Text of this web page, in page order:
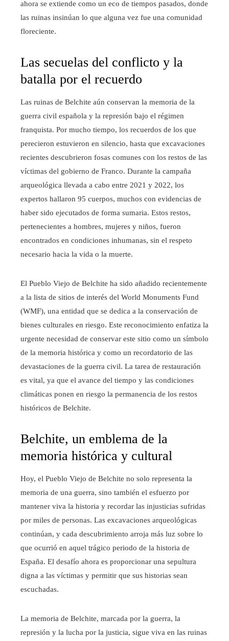
ahora se extiende como un eco de tiempos pasados, donde
las ruinas insinúan lo que alguna vez fue una comunidad
floreciente.
Las secuelas del conflicto y la
batalla por el recuerdo
Las ruinas de Belchite aún conservan la memoria de la
guerra civil española y la represión bajo el régimen
franquista. Por mucho tiempo, los recuerdos de los que
perecieron estuvieron en silencio, hasta que excavaciones
recientes descubrieron fosas comunes con los restos de las
víctimas del gobierno de Franco. Durante la campaña
arqueológica llevada a cabo entre 2021 y 2022, los
expertos hallaron 95 cuerpos, muchos con evidencias de
haber sido ejecutados de forma sumaria. Estos restos,
pertenecientes a hombres, mujeres y niños, fueron
encontrados en condiciones inhumanas, sin el respeto
necesario hacia la vida o la muerte.
El Pueblo Viejo de Belchite ha sido añadido recientemente
a la lista de sitios de interés del World Monuments Fund
(WMF), una entidad que se dedica a la conservación de
bienes culturales en riesgo. Este reconocimiento enfatiza la
urgente necesidad de conservar este sitio como un símbolo
de la memoria histórica y como un recordatorio de las
devastaciones de la guerra civil. La tarea de restauración
es vital, ya que el avance del tiempo y las condiciones
climáticas ponen en riesgo la permanencia de los restos
históricos de Belchite.
Belchite, un emblema de la
memoria histórica y cultural
Hoy, el Pueblo Viejo de Belchite no solo representa la
memoria de una guerra, sino también el esfuerzo por
mantener viva la historia y recordar las injusticias sufridas
por miles de personas. Las excavaciones arqueológicas
continúan, y cada descubrimiento arroja más luz sobre lo
que ocurrió en aquel trágico periodo de la historia de
España. El desafío ahora es proporcionar una sepultura
digna a las víctimas y permitir que sus historias sean
escuchadas.
La memoria de Belchite, marcada por la guerra, la
represión y la lucha por la justicia, sigue viva en las ruinas